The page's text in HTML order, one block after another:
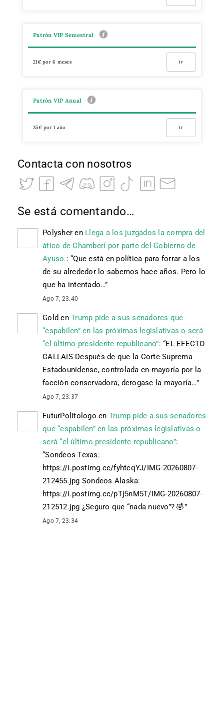
Patrón VIP Semestral
21€ por 6 meses Ir
Patrón VIP Anual
35€ por 1 año Ir
Contacta con nosotros
Se está comentando…
Polysher en Llega a los juzgados la compra del
ático de Chamberí por parte del Gobierno de
Ayuso.: “Que está en política para forrar a los
de su alrededor lo sabemos hace años. Pero lo
que ha intentado…”
Ago 7, 23:40
Gold en Trump pide a sus senadores que
“espabilen” en las próximas legislativas o será
“el último presidente republicano”: “EL EFECTO
CALLAIS Después de que la Corte Suprema
Estadounidense, controlada en mayoría por la
facción conservadora, derogase la mayoría…”
Ago 7, 23:37
FuturPolitologo en Trump pide a sus senadores
que “espabilen” en las próximas legislativas o
será “el último presidente republicano”:
“Sondeos Texas:
https://i.postimg.cc/fyhtcqYJ/IMG-20260807-
212455.jpg Sondeos Alaska:
https://i.postimg.cc/pTj5nM5T/IMG-20260807-
212512.jpg ¿Seguro que “nada nuevo”? 🤣”
Ago 7, 23:34